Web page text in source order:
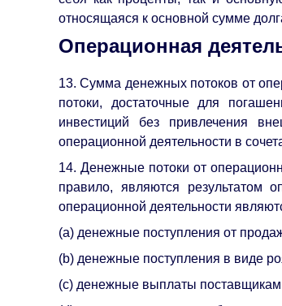
относящаяся к основной сумме
Операционная
13. Сумма денежных потоков от
потоки, достаточные для
инвестиций без привлечения
операционной деятельности в
14. Денежные потоки от
правило, являются результатом
операционной деятельности
(a) денежные поступления от
(b) денежные поступления в виде
(c) денежные выплаты поставщикам